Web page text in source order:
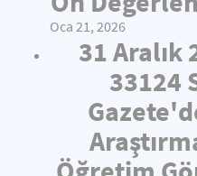
Oca 21, 2026
31 Aralık
33124